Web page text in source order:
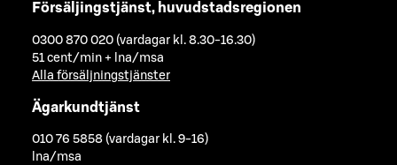
Försäljingstjänst, huvudstadsregionen
0300 870 020 (vardagar kl. 8.30-16.30)
51 cent/min + lna/msa
Alla försäljningstjänster
Ägarkundtjänst
010 76 5858 (vardagar kl. 9-16)
lna/msa